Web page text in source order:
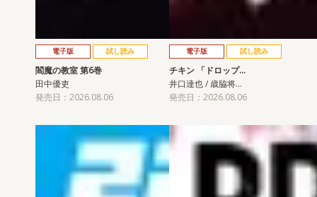
電子版 試し読み
閻魔の教室 第6巻
田中優吏
発売日：2026.08.06
電子版 試し読み
チキン 「ドロップ…
井口達也 / 歳脇将…
発売日：2026.08.06